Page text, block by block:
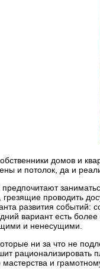
домов и
и потолок, да и
проводить
развития событий:
вариант есть
и ненесущими.
ни за что не
рационализировать
и